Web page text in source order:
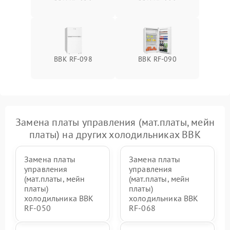
BBK RF-098 BBK RF-090
Замена платы управления (мат.платы, мейн
платы) на других холодильниках BBK
Замена платы
управления
(мат.платы, мейн
платы)
холодильника BBK
RF-050
Замена платы
управления
(мат.платы, мейн
платы)
холодильника BBK
RF-068